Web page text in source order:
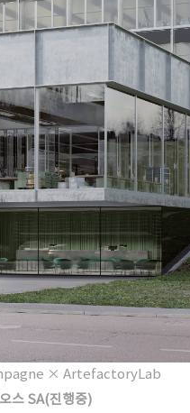
× ArtefactoryLab
스 SA(진행중)